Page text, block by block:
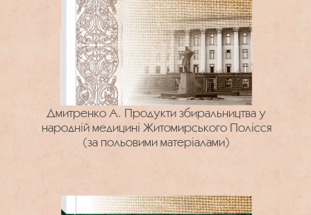
Дмитренко А. Продукти збиральництва у
народній медицині Житомирського Полісся
(за польовими матеріалами)